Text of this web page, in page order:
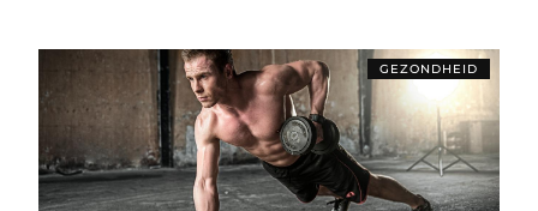
GEZONDHEID